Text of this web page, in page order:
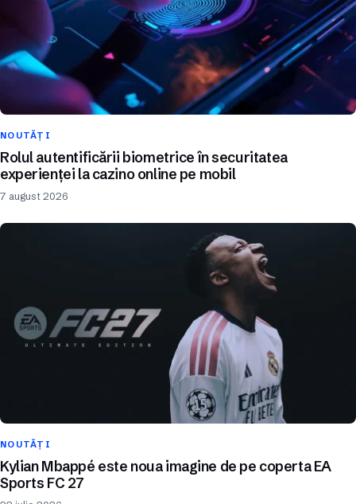
NOUTĂȚI
Rolul autentificării biometrice în securitatea
experienței la cazino online pe mobil
7 august 2026
NOUTĂȚI
Kylian Mbappé este noua imagine de pe coperta EA
Sports FC 27